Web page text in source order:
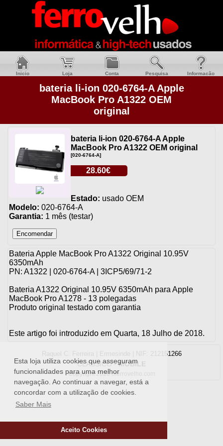
Esta loja utiliza cookies que asseguram
funcionalidades para uma melhor
navegação. Ao continuar a navegar, está a
concordar com a utilização de cookies.
Saber Mais
Aceito Cookies
Inicio Loja Conta Pesquisa Informacão
bateria li-ion 020-6764-A Apple
MacBook Pro A1322 OEM
original
bateria li-ion 020-6764-A Apple
MacBook Pro A1322 OEM original
[020-6764-A]
28.60€
Estado: usado OEM
Modelo: 020-6764-A
Garantia: 1 mês (testar)
Bateria Apple MacBook Pro A1322 Original 10.95V
6350mAh
PN: A1322 | 020-6764-A | 3ICP5/69/71-2
Bateria A1322 Original 10.95V 6350mAh para Apple
MacBook Pro A1278 - 13 polegadas
Produto original testado com garantia
Este artigo foi introduzido em Quarta, 18 Julho de 2018.
Raquel C. Ferreira | Ermesinde | NIF: 212151266
CLASSICO-MOBILE
Copyright 2026 oferrovelho.com